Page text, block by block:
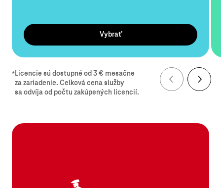
Vybrať
*Licencie sú dostupné od 3 € mesačne
za zariadenie. Celková cena služby
sa odvíja od počtu zakúpených licencií.